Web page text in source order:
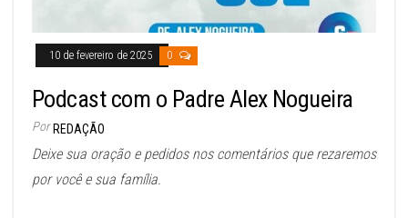
10 de fevereiro de 2025 0
Podcast com o Padre Alex Nogueira
Por REDAÇÃO
Deixe sua oração e pedidos nos comentários que rezaremos
por você e sua família.